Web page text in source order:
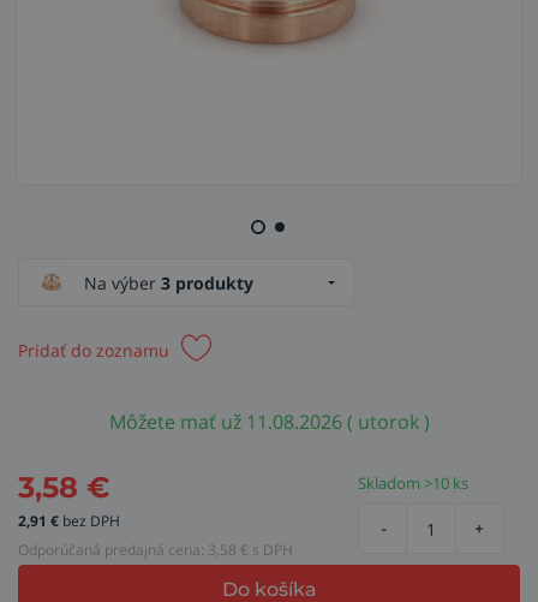
Na výber 3 produkty
Pridať do zoznamu
Môžete mať už 11.08.2026 ( utorok )
3,58 €
2,91 € bez DPH
Odporúčaná predajná cena: 3,58 € s DPH
Skladom >10 ks
- +
Do košíka